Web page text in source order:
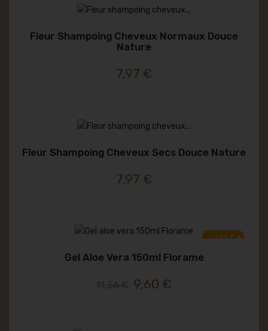
Fleur Shampoing Cheveux Normaux Douce
Nature
7,97 €
Fleur Shampoing Cheveux Secs Douce Nature
7,97 €
-1,96 €
Gel Aloe Vera 150ml Florame
9,60 €